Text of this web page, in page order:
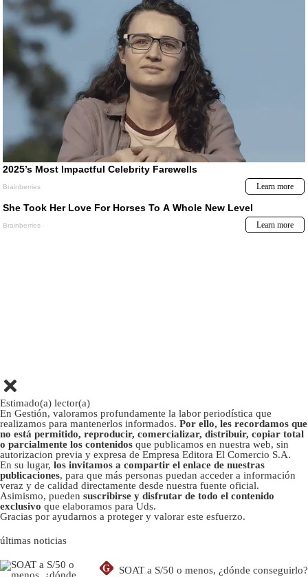
Estimado(a) lector(a)
En Gestión, valoramos profundamente la labor periodística que
realizamos para mantenerlos informados. Por ello, les recordamos que
no está permitido, reproducir, comercializar, distribuir, copiar total
o parcialmente los contenidos que publicamos en nuestra web, sin
autorizacion previa y expresa de Empresa Editora El Comercio S.A.
En su lugar, los invitamos a compartir el enlace de nuestras
publicaciones, para que más personas puedan acceder a información
veraz y de calidad directamente desde nuestra fuente oficial.
Asimismo, pueden suscribirse y disfrutar de todo el contenido
exclusivo que elaboramos para Uds.
Gracias por ayudarnos a proteger y valorar este esfuerzo.
últimas noticias
G SOAT a S/50 o menos, ¿dónde conseguirlo?